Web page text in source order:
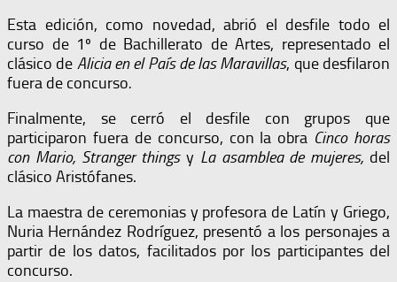
Esta edición, como novedad, abrió el desfile todo el
curso de 1º de Bachillerato de Artes, representado el
clásico de Alicia en el País de las Maravillas, que desfilaron
fuera de concurso.
Finalmente, se cerró el desfile con grupos que
participaron fuera de concurso, con la obra Cinco horas
con Mario, Stranger thingsy La asamblea de mujeres, del
clásico Aristófanes.
La maestra de ceremonias y profesora de Latín y Griego,
Nuria Hernández Rodríguez, presentó a los personajes a
partir de los datos, facilitados por los participantes del
concurso.